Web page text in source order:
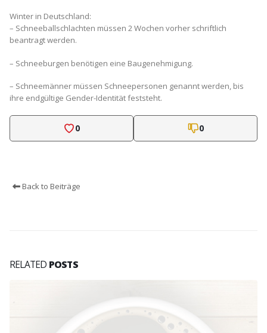
Winter in Deutschland:
– Schneeballschlachten müssen 2 Wochen vorher schriftlich
beantragt werden.
– Schneeburgen benötigen eine Baugenehmigung.
– Schneemänner müssen Schneepersonen genannt werden, bis
ihre endgültige Gender-Identität feststeht.
0 0
Back to Beiträge
RELATED POSTS